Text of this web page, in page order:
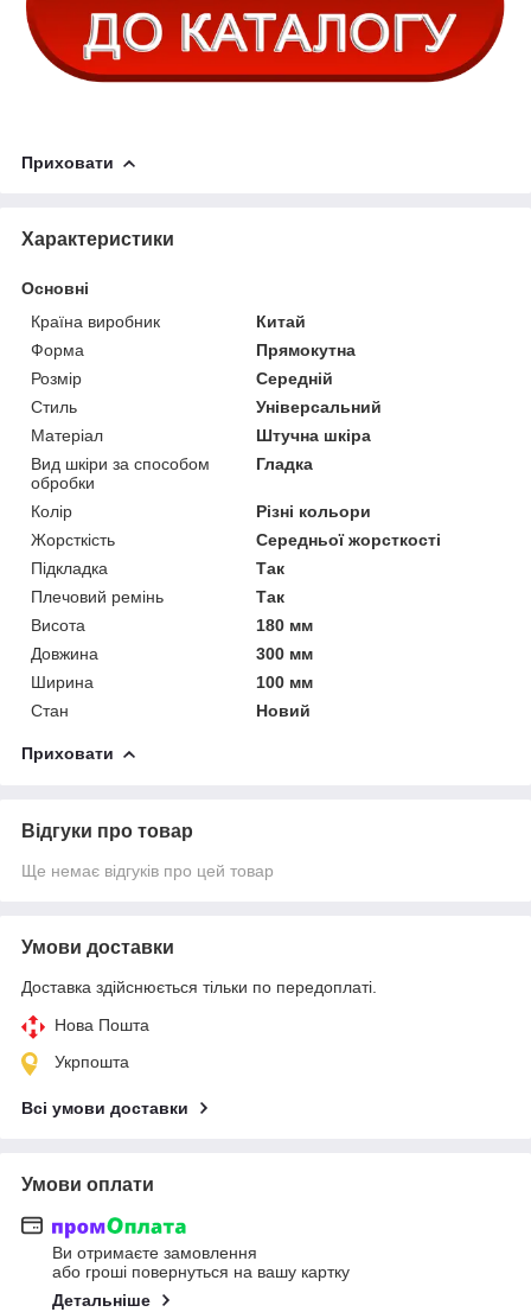
Приховати
Характеристики
Основні
Країна виробник
Китай
Форма
Прямокутна
Розмір
Середній
Стиль
Універсальний
Матеріал
Штучна шкіра
Вид шкіри за способом
обробки
Гладка
Колір
Різні кольори
Жорсткість
Середньої жорсткості
Підкладка
Так
Плечовий ремінь
Так
Висота
180 мм
Довжина
300 мм
Ширина
100 мм
Стан
Новий
Приховати
Відгуки про товар
Ще немає відгуків про цей товар
Умови доставки
Доставка здійснюється тільки по передоплаті.
Нова Пошта
Укрпошта
Всі умови доставки
Умови оплати
Ви отримаєте замовлення
або гроші повернуться на вашу картку
Детальніше